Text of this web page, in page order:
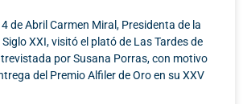
de Abril Carmen Miral, Presidenta de la
XXI, visitó el plató de Las Tardes de
por Susana Porras, con motivo
del Premio Alfiler de Oro en su XXV